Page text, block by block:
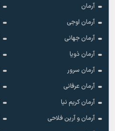
آرمان
آرمان اوجی
آرمان جهانی
آرمان ذویا
آرمان سرور
آرمان عرفانی
آرمان کریم نیا
آرمان و آرین فلاحی